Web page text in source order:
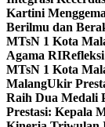
Kartini
Berilmu dan
MTsN 1 Kota
Agama RI
MTsN 1 Kota
MalangUkir
Raih Dua Medali
Prestasi: Kepala